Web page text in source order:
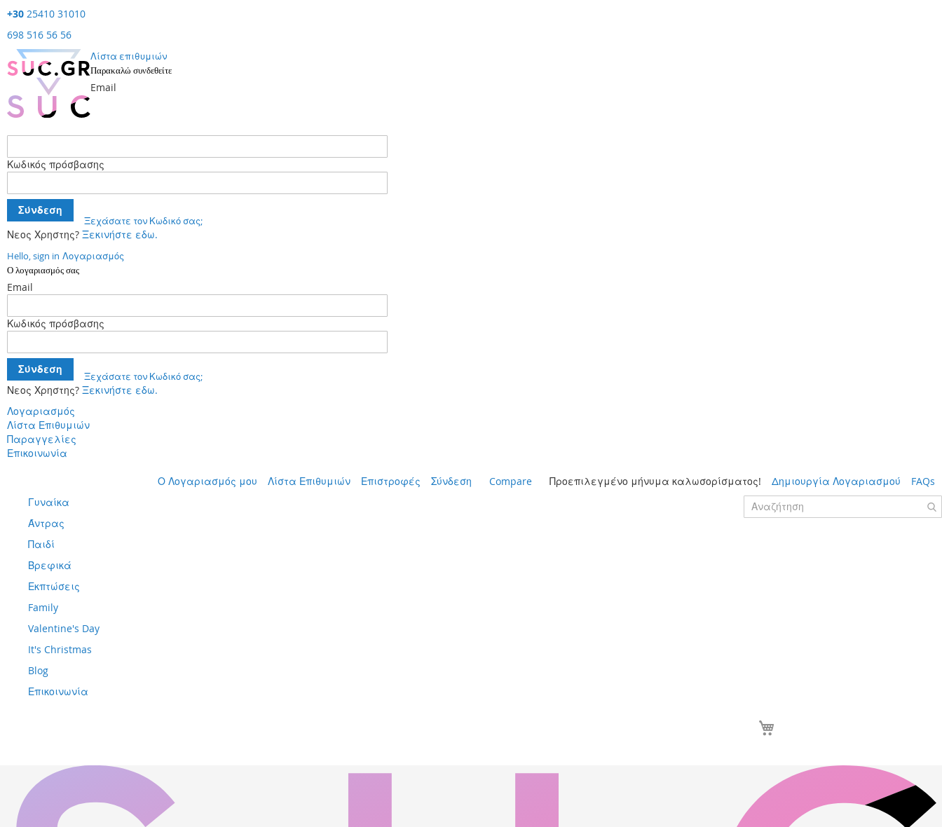
+30 25410 31010
698 516 56 56
Λίστα επιθυμιών
Παρακαλώ συνδεθείτε
Email
Κωδικός πρόσβασης
Σύνδεση
Ξεχάσατε τον Κωδικό σας;
Νεος Χρηστης? Ξεκινήστε εδω.
Hello, sign in Λογαριασμός
Ο λογαριασμός σας
Email
Κωδικός πρόσβασης
Σύνδεση
Ξεχάσατε τον Κωδικό σας;
Νεος Χρηστης? Ξεκινήστε εδω.
Λογαριασμός
Λίστα Επιθυμιών
Παραγγελίες
Επικοινωνία
Ο Λογαριασμός μου Λίστα Επιθυμιών Επιστροφές Σύνδεση Compare Προεπιλεγμένο μήνυμα καλωσορίσματος! Δημιουργία Λογαριασμού FAQs
περιεχόμενο
Γυναίκα
Άντρας
Παιδί
Βρεφικά
Εκπτώσεις
Family
Valentine's Day
It's Christmas
Blog
Επικοινωνία